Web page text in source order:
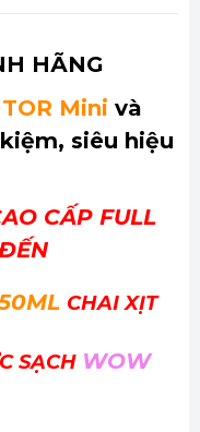
HÃNG
Mini và
siêu hiệu
CẤP FULL
CHAI XỊT
SẠCH WOW